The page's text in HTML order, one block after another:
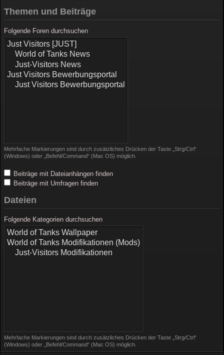
Themen und Beiträge
Folgende Foren durchsuchen
Mehrfache Markierungen sind durch zusätzliches Drücken der Taste „Strg/Ctrl“
(Windows) oder „Befehl/Command“ (Mac OS) möglich.
Beiträge mit Dateianhängen finden
Beiträge mit Umfragen finden
Dateien
Folgende Kategorien durchsuchen
Mehrfache Markierungen sind durch zusätzliches Drücken der Taste „Strg/Ctrl“
(Windows) oder „Befehl/Command“ (Mac OS) möglich.